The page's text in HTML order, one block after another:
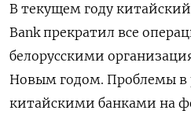
В текущем году
Bank прекратил все
белорусскими
Новым годом. Проблемы в
китайскими банками на